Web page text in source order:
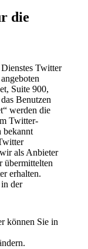
die
Twitter
Suite 900,
Benutzen
werden die
Twitter-
bekannt
als Anbieter
übermittelten
erhalten.
der
können Sie in